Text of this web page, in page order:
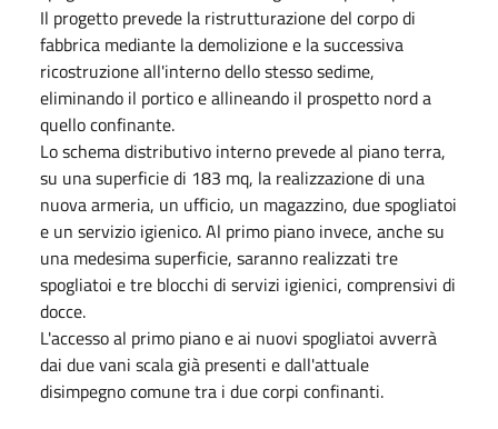
Il progetto prevede la ristrutturazione del corpo di
fabbrica mediante la demolizione e la successiva
ricostruzione all'interno dello stesso sedime,
eliminando il portico e allineando il prospetto nord a
quello confinante.
Lo schema distributivo interno prevede al piano terra,
su una superficie di 183 mq, la realizzazione di una
nuova armeria, un ufficio, un magazzino, due spogliatoi
e un servizio igienico. Al primo piano invece, anche su
una medesima superficie, saranno realizzati tre
spogliatoi e tre blocchi di servizi igienici, comprensivi di
docce.
L'accesso al primo piano e ai nuovi spogliatoi avverrà
dai due vani scala già presenti e dall'attuale
disimpegno comune tra i due corpi confinanti.